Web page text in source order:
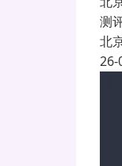
测
北
26-